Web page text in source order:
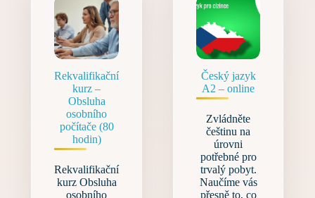
Rekvalifikační
kurz –
Obsluha
osobního
počítače (80
hodin)
Rekvalifikační
kurz Obsluha
osobního
Český jazyk
A2 – online
Zvládněte
češtinu na
úrovni
potřebné pro
trvalý pobyt.
Naučíme vás
přesně to, co